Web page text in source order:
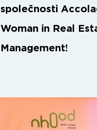
společnosti
Woman in Real
Management!